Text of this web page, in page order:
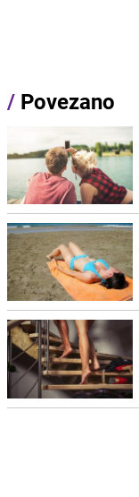
/ Povezano